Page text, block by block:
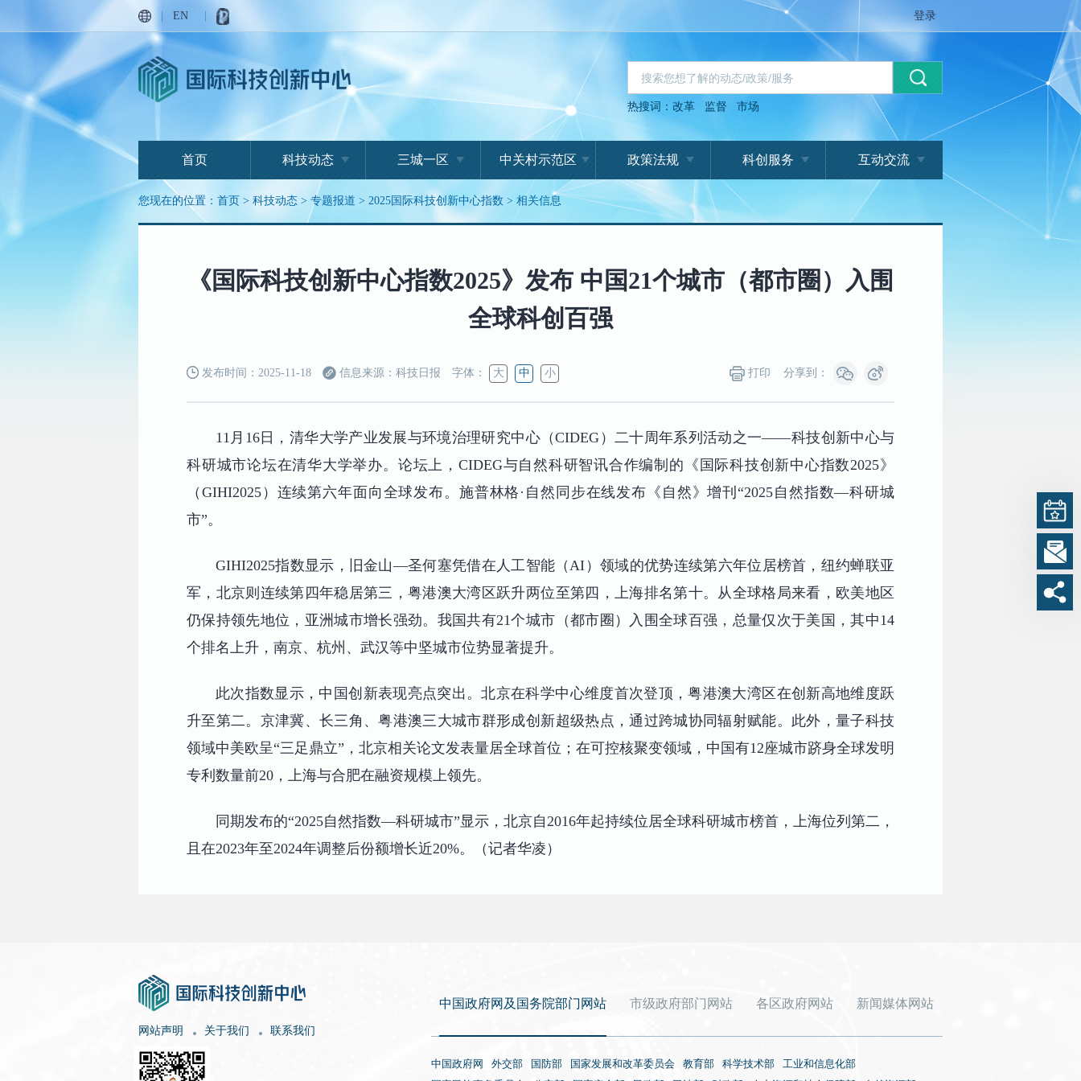
EN 登录
热搜词：改革 监督 市场
首页 科技动态 三城一区 中关村示范区 政策法规 科创服务 互动交流
您现在的位置： 首页 > 科技动态 > 专题报道 > 2025国际科技创新中心指数 > 相关信息
《国际科技创新中心指数2025》发布 中国21个城市（都市圈）入围
全球科创百强
发布时间：2025-11-18 信息来源：科技日报 字体： 大 中 小 打印 分享到：
11月16日，清华大学产业发展与环境治理研究中心（CIDEG）二十周年系列活动之一——科技创新中心与
科研城市论坛在清华大学举办。论坛上，CIDEG与自然科研智讯合作编制的《国际科技创新中心指数2025》
（GIHI2025）连续第六年面向全球发布。施普林格·自然同步在线发布《自然》增刊“2025自然指数—科研城
市”。
GIHI2025指数显示，旧金山—圣何塞凭借在人工智能（AI）领域的优势连续第六年位居榜首，纽约蝉联亚
军，北京则连续第四年稳居第三，粤港澳大湾区跃升两位至第四，上海排名第十。从全球格局来看，欧美地区
仍保持领先地位，亚洲城市增长强劲。我国共有21个城市（都市圈）入围全球百强，总量仅次于美国，其中14
个排名上升，南京、杭州、武汉等中坚城市位势显著提升。
此次指数显示，中国创新表现亮点突出。北京在科学中心维度首次登顶，粤港澳大湾区在创新高地维度跃
升至第二。京津冀、长三角、粤港澳三大城市群形成创新超级热点，通过跨城协同辐射赋能。此外，量子科技
领域中美欧呈“三足鼎立”，北京相关论文发表量居全球首位；在可控核聚变领域，中国有12座城市跻身全球发明
专利数量前20，上海与合肥在融资规模上领先。
同期发布的“2025自然指数—科研城市”显示，北京自2016年起持续位居全球科研城市榜首，上海位列第二，
且在2023年至2024年调整后份额增长近20%。（记者华凌）
网站声明 关于我们 联系我们
中国政府网及国务院部门网站 市级政府部门网站 各区政府网站 新闻媒体网站
中国政府网 外交部 国防部 国家发展和改革委员会 教育部 科学技术部
工业和信息化部